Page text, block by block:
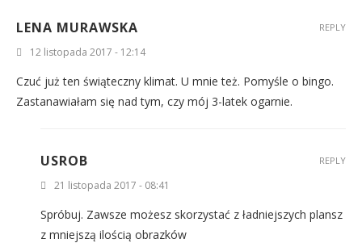
LENA MURAWSKA
12 listopada 2017 - 12:14
Czuć już ten świąteczny klimat. U mnie też. Pomyśle o bingo.
Zastanawiałam się nad tym, czy mój 3-latek ogarnie.
REPLY
USROB
21 listopada 2017 - 08:41
Spróbuj. Zawsze możesz skorzystać z ładniejszych plansz
z mniejszą ilością obrazków
REPLY